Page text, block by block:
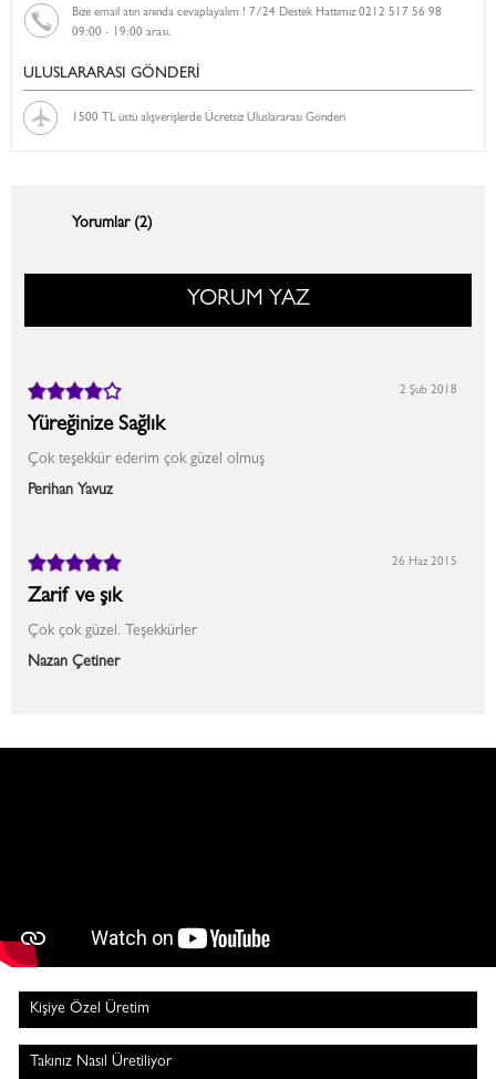
Bize email atın anında cevaplayalım ! 7/24 Destek Hattımız 0212 517 56 98
09:00 - 19:00 arası.
ULUSLARARASI GÖNDERİ
1500 TL üstü alışverişlerde Ücretsiz Uluslararası Gönderi
Yorumlar (2)
YORUM YAZ
Yüreğinize Sağlık
Çok teşekkür ederim çok güzel olmuş
Perihan Yavuz
2 Şub 2018
Zarif ve şık
Çok çok güzel. Teşekkürler
Nazan Çetiner
26 Haz 2015
Kişiye Özel Üretim
Takınız Nasıl Üretiliyor